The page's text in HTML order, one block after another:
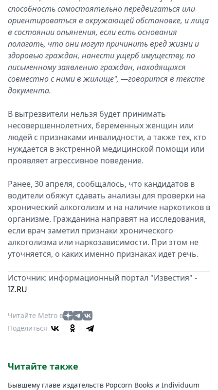
способность самостоятельно передвигаться или
ориентироваться в окружающей обстановке, и лица
в состоянии опьянения, если есть основания
полагать, что они могут причинить вред жизни и
здоровью граждан, нанести ущерб имуществу, по
письменному заявлению граждан, находящихся
совместно с ними в жилище", —говорится в тексте
документа.
В вытрезвители нельзя будет принимать
несовершеннолетних, беременных женщин или
людей с признаками инвалидности, а также тех, кто
нуждается в экстренной медицинской помощи или
проявляет агрессивное поведение.
Ранее, 30 апреля, сообщалось, что кандидатов в
водители обяжут сдавать анализы для проверки на
хронический алкоголизм и на наличие наркотиков в
организме. Гражданина направят на исследования,
если врач заметил признаки хронического
алкоголизма или наркозависимости. При этом не
уточняется, о каких именно признаках идет речь.
Источник: информационный портал "Известия" -
IZ.RU
Читайте Metro в
Поделиться
Читайте также
Бывшему главе издательств Popcorn Books и Individuum